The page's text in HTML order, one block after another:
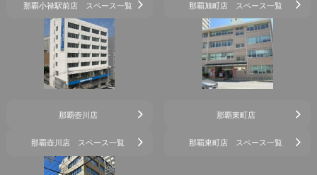
那覇小禄駅前店 スペース一覧 那覇旭町店 スペース一覧
那覇壺川店
那覇壺川店 スペース一覧
那覇東町店
那覇東町店 スペース一覧